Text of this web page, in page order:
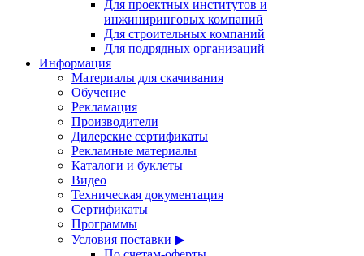
Для проектных институтов и
инжиниринговых компаний
Для строительных компаний
Для подрядных организаций
Информация
Материалы для скачивания
Обучение
Рекламация
Производители
Дилерские сертификаты
Рекламные материалы
Каталоги и буклеты
Видео
Техническая документация
Сертификаты
Программы
Условия поставки ▶